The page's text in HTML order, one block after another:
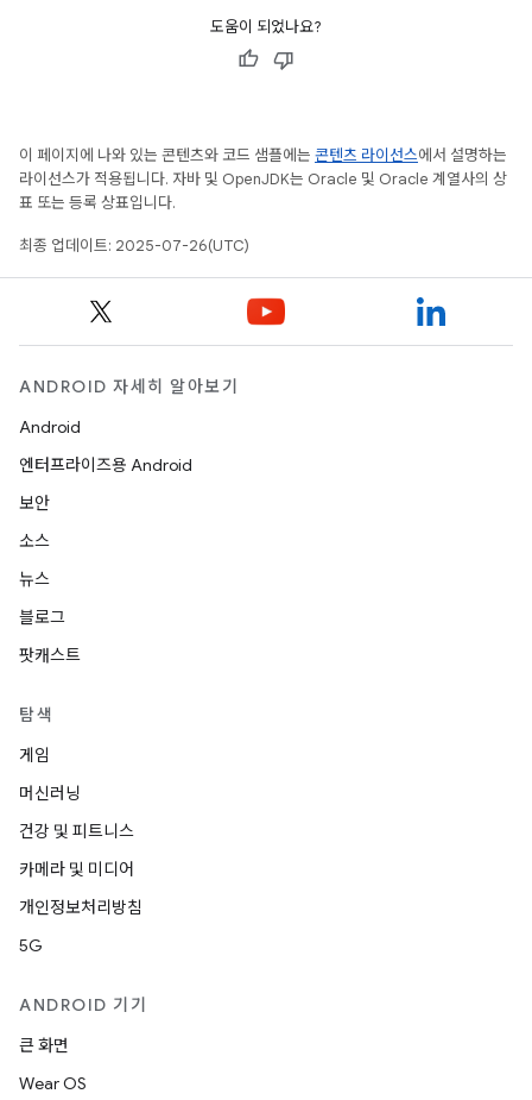
도움이 되었나요?
이 페이지에 나와 있는 콘텐츠와 코드 샘플에는 콘텐츠 라이선스에서 설명하는
라이선스가 적용됩니다. 자바 및 OpenJDK는 Oracle 및 Oracle 계열사의 상
표 또는 등록 상표입니다.
최종 업데이트: 2025-07-26(UTC)
ANDROID 자세히 알아보기
Android
엔터프라이즈용 Android
보안
소스
뉴스
블로그
팟캐스트
탐색
게임
머신러닝
건강 및 피트니스
카메라 및 미디어
개인정보처리방침
5G
ANDROID 기기
큰 화면
Wear OS